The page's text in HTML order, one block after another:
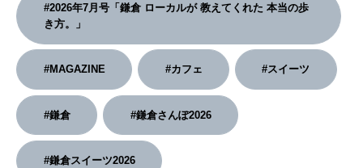
#2026年7月号「鎌倉 ローカルが 教えてくれた 本当の歩
き方。」
#MAGAZINE #カフェ #スイーツ
#鎌倉 #鎌倉さんぽ2026
#鎌倉スイーツ2026